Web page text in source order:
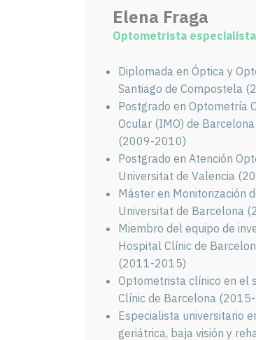
Elena Fraga
Optometrista
Diplomada en Óptica y
Santiago de Compostela
Postgrado en Optometría
Ocular (IMO) de
(2009-2010)
Postgrado en Atención
Universitat de Valencia
Máster en Monitorización
Universitat de Barcelona
Miembro del equipo de
Hospital Clínic de
(2011-2015)
Optometrista clínico en el
Clínic de Barcelona
Especialista universitario
geriátrica, baja visión y